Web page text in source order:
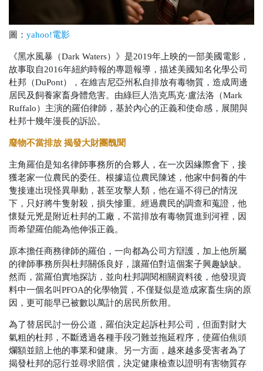
圖： yahoo!電影
《黑水風暴（Dark Waters）》是2019年上映的一部美國電影，
故事取自2016年紐約時報的專題報導，描述美國知名化學公司
杜邦（DuPont），在維吉尼亞州私自排放有毒物質，造成周邊
居民及飼養家畜身體危害。由綠巨人浩克馬克·盧法洛（Mark
Ruffalo）主演的羅伯律師，基於內心的正義和使命感，展開與
杜邦十幾年漫長的訴訟。
廢物不當排放 揭發大財團醜聞
主角羅伯是知名律師事務所的合夥人，在一次因緣際會下，接
獲老家一位農民的委任。根據這位農民陳述，他家中飼養的牛
隻接連出現怪異舉動，甚至攻擊人類，他在逼不得已的情況
下，只好將牛隻射殺，損失慘重。經過農民的調查和蒐證，他
懷疑元兇是附近杜邦的工廠，不當排放有毒物質進到河裡，因
而希望羅伯能為他伸張正義。
原本擔任商務律師的羅伯，一向都為公司方辯護，加上他所屬
的律師事務所與杜邦關係良好，讓羅伯對這個案子興趣缺缺。
然而，當羅伯實地探訪，並向杜邦調閱相關資料後，他發現資
料中一個名叫PFOA的化學物質，不僅疑似是造成家畜生病的原
因，更可能早已被數以萬計的居民所飲用。
為了替居民討一份公道，羅伯決定起訴杜邦公司，但面對財大
氣粗的杜邦，不斷透過各種手段刁難並拖延程序，使羅伯焦頭
爛額並賠上他的事業和健康。另一方面，越來越多受害者為了
揭發杜邦的惡行並尋求賠償，決定健康檢查以證明有害物質存